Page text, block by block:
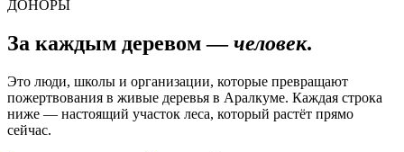
ДОНОРЫ
За каждым деревом —человек.
Это люди, школы и организации, которые превращают
пожертвования в живые деревья в Аралкуме. Каждая строка
ниже — настоящий участок леса, который растёт прямо
сейчас.